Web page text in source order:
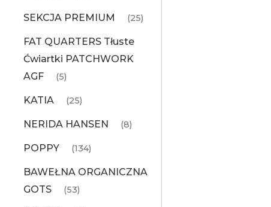
SEKCJA PREMIUM (25)
FAT QUARTERS Tłuste
Ćwiartki PATCHWORK
AGF
(5)
KATIA (25)
NERIDA HANSEN (8)
POPPY (134)
BAWEŁNA ORGANICZNA
GOTS
(53)